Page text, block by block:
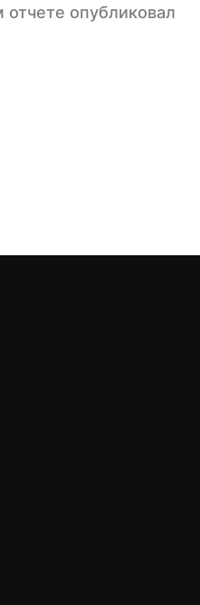
опубликовал